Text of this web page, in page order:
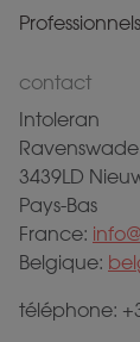
Professionnels
contact
Intoleran
3439LD
Pays-Bas
France:
Belgique:
téléphone: